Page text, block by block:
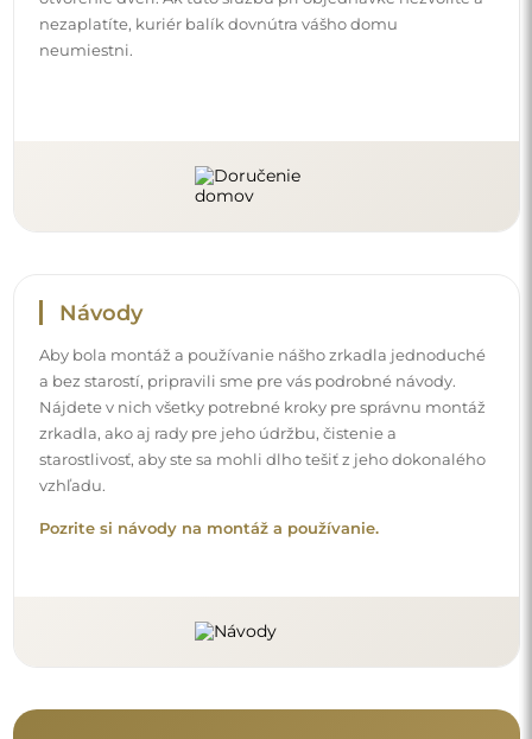
nezaplatíte, kuriér balík dovnútra vášho domu
neumiestni.
Návody
Aby bola montáž a používanie nášho zrkadla jednoduché
a bez starostí, pripravili sme pre vás podrobné návody.
Nájdete v nich všetky potrebné kroky pre správnu montáž
zrkadla, ako aj rady pre jeho údržbu, čistenie a
starostlivosť, aby ste sa mohli dlho tešiť z jeho dokonalého
vzhľadu.
Pozrite si návody na montáž a používanie.